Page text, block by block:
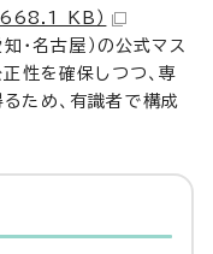
KB）
名古屋）の公式マス
正性を確保しつつ、専
ため、有識者で構成